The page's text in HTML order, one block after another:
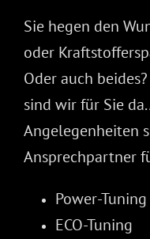
Sie hegen den
oder
Oder auch
sind wir für Sie
Angelegenheiten
Ansprechpartner
Power-Tuning
ECO-Tuning